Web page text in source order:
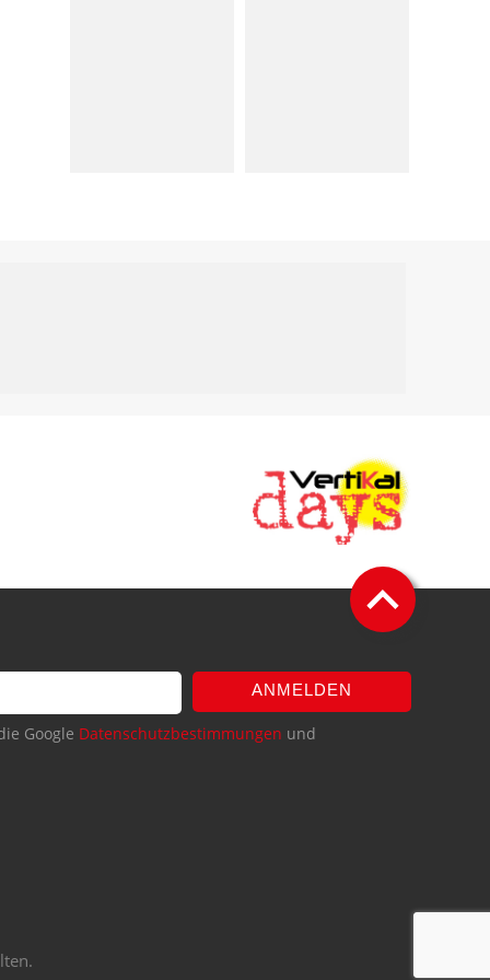
ANMELDEN
Google Datenschutzbestimmungen und